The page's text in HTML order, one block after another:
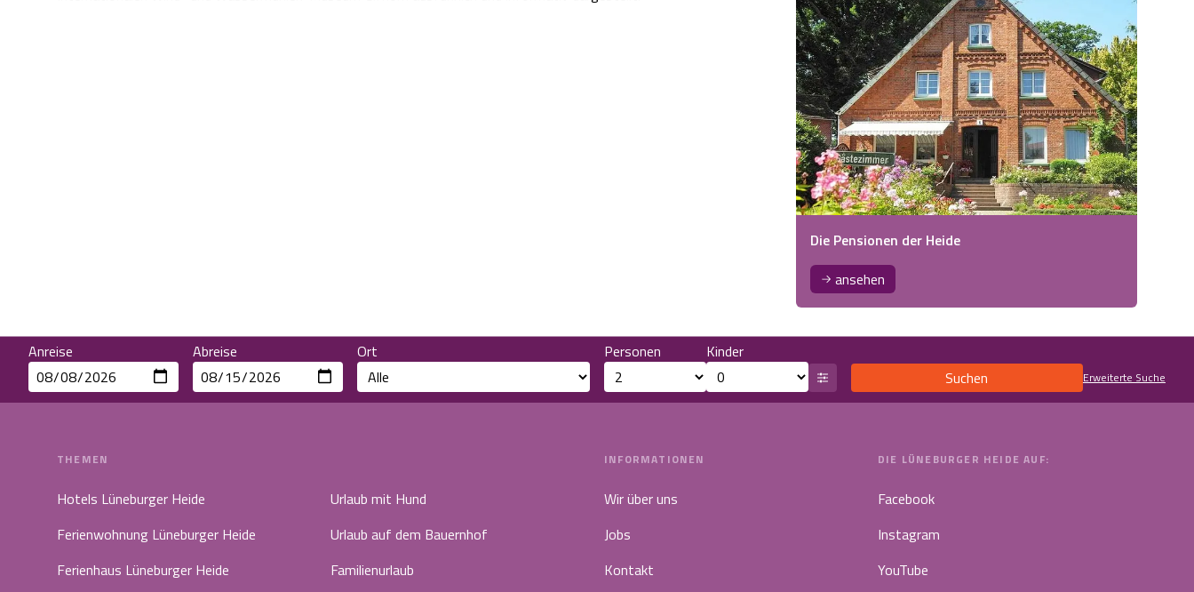
Die Pensionen der Heide
ansehen
Anreise Abreise Ort Personen
Kinder
Suchen
Erweiterte Suche
THEMEN
Hotels Lüneburger Heide
Ferienwohnung Lüneburger Heide
Ferienhaus Lüneburger Heide
Urlaub mit Hund
Urlaub auf dem Bauernhof
Familienurlaub
INFORMATIONEN
Wir über uns
Jobs
Kontakt
DIE LÜNEBURGER HEIDE AUF:
Facebook
Instagram
YouTube